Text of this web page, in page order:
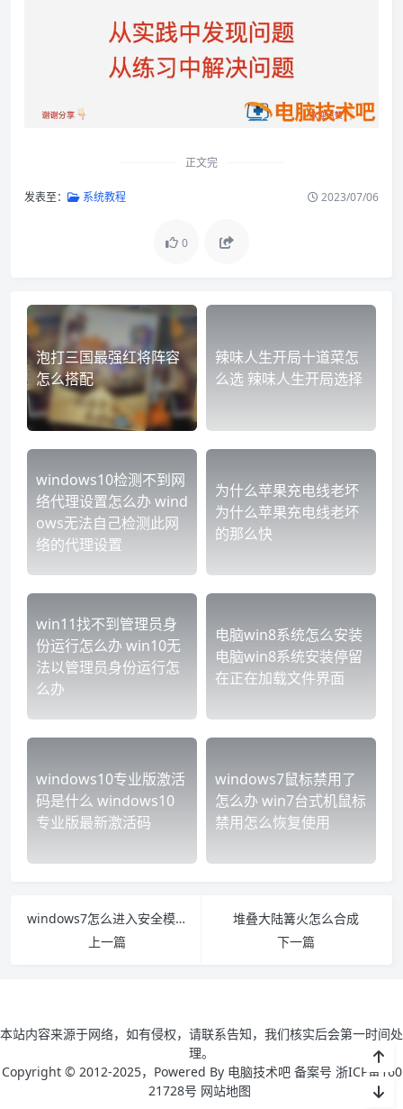
正文完
发表至： 系统教程 2023/07/06
0
泡打三国最强红将阵容
怎么搭配
辣味人生开局十道菜怎
么选 辣味人生开局选择
windows10检测不到网
络代理设置怎么办 wind
ows无法自己检测此网
络的代理设置
为什么苹果充电线老坏
为什么苹果充电线老坏
的那么快
win11找不到管理员身
份运行怎么办 win10无
法以管理员身份运行怎
么办
电脑win8系统怎么安装
电脑win8系统安装停留
在正在加载文件界面
windows10专业版激活
码是什么 windows10
专业版最新激活码
windows7鼠标禁用了
怎么办 win7台式机鼠标
禁用怎么恢复使用
windows7怎么进入安全模式 windows7怎么安全模式启动
上一篇
堆叠大陆篝火怎么合成
下一篇
本站内容来源于网络，如有侵权，请联系告知，我们核实后会第一时间处
理。
Copyright © 2012-2025，Powered By 电脑技术吧 备案号 浙ICP备160
21728号 网站地图